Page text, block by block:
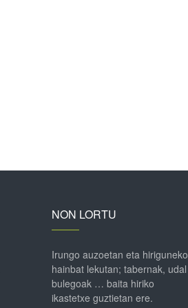
NON LORTU
Irungo auzoetan eta hiriguneko
hainbat lekutan; tabernak, udal
bulegoak … baita hiriko
ikastetxe guztietan ere.